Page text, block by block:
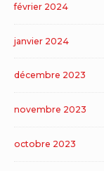
février 2024
janvier 2024
décembre 2023
novembre 2023
octobre 2023